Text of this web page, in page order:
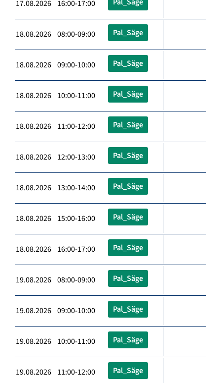
17.08.2026 16:00-17:00
18.08.2026 08:00-09:00 Pal_Säge
18.08.2026 09:00-10:00 Pal_Säge
18.08.2026 10:00-11:00 Pal_Säge
18.08.2026 11:00-12:00 Pal_Säge
18.08.2026 12:00-13:00 Pal_Säge
18.08.2026 13:00-14:00 Pal_Säge
18.08.2026 15:00-16:00 Pal_Säge
18.08.2026 16:00-17:00 Pal_Säge
19.08.2026 08:00-09:00 Pal_Säge
19.08.2026 09:00-10:00 Pal_Säge
19.08.2026 10:00-11:00 Pal_Säge
19.08.2026 11:00-12:00 Pal_Säge